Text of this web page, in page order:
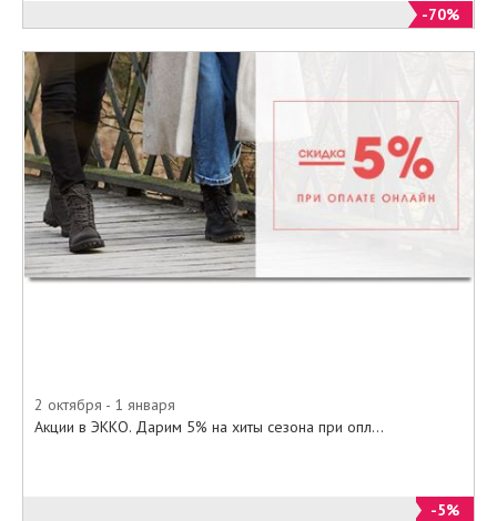
• Полусапожки
• Туфли
• Валенки
• Угги
• Мокасины
• Босоножки
• Сандалии
• Балетки
И многое другое.
Приходите в наши салоны, или
-70%
2 октября - 1 января
Акции в ЭККО. Дарим 5% на хиты сезона при опл...
-5%